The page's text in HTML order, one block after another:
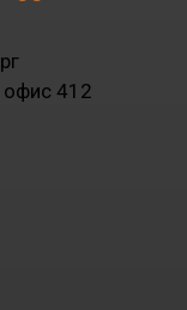
офис 412